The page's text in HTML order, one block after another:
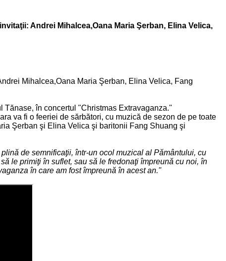
Andrei Mihalcea,Oana Maria Şerban, Elina Velica,
Mihalcea,Oana Maria Şerban, Elina Velica, Fang
în concertul "Christmas Extravaganza."
va fi o feeriei de sărbători, cu muzică de sezon de pe toate
Şerban şi Elina Velica şi baritonii Fang Shuang şi
de semnificaţii, într-un ocol muzical al Pământului, cu
le primiţi în suflet, sau să le fredonaţi împreună cu noi, în
în care am fost împreună în acest an."